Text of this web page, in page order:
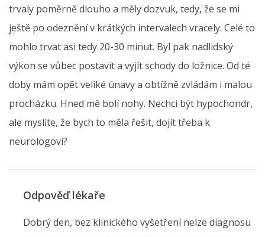
trvaly poměrně dlouho a měly dozvuk, tedy, že se mi
ještě po odeznění v krátkých intervalech vracely. Celé to
mohlo trvat asi tedy 20-30 minut. Byl pak nadlidský
výkon se vůbec postavit a vyjít schody do ložnice. Od té
doby mám opět veliké únavy a obtížně zvládám i malou
procházku. Hned mě bolí nohy. Nechci být hypochondr,
ale myslíte, že bych to měla řešit, dojít třeba k
neurologovi?
Odpověď lékaře
Dobrý den, bez klinického vyšetření nelze diagnosu